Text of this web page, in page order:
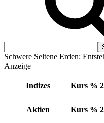
Schwere Seltene Erden:
Anzeige
Indizes Kurs %
Aktien Kurs %